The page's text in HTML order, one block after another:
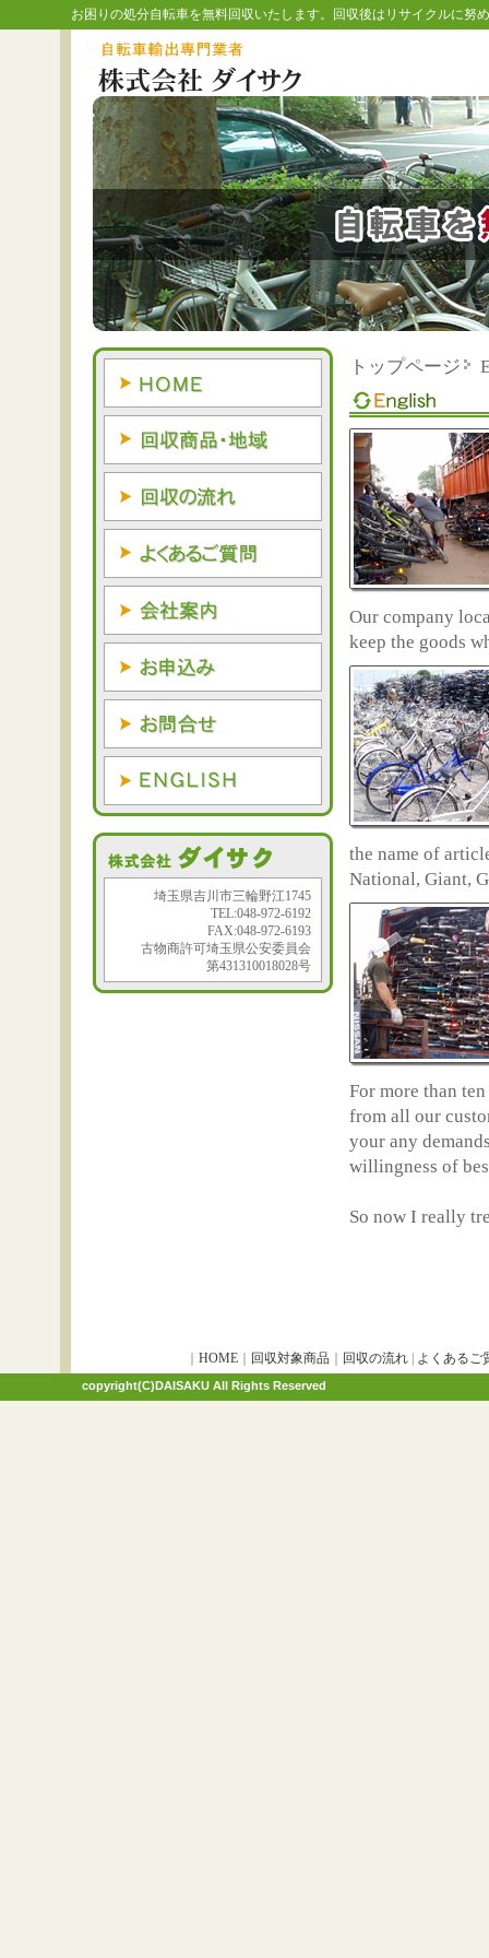
お困りの処分自転車を無料回収いたします。回収後はリサイクルに
トップページ
Our company
keep the goods
the name of
National, Giant,
For more than
from all our
your any
willingness of
So now I really
埼玉県吉川市三輪野江1745
TEL:048-972-6192
FAX:048-972-6193
古物商許可埼玉県公安委員会
第431310018028号
HOME｜ 回収対象商品 回収の流れ| よくあるご
copyright(C)DAISAKU All Rights Reserved